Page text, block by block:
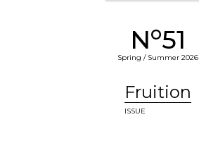
No51
Spring / Summer 2026
Fruition
ISSUE